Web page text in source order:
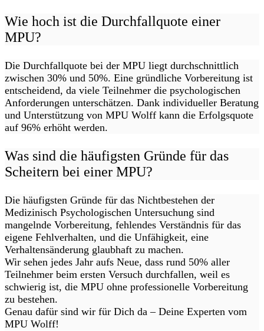
Wie hoch ist die Durchfallquote einer
MPU?
Die Durchfallquote bei der MPU liegt durchschnittlich
zwischen 30% und 50%. Eine gründliche Vorbereitung ist
entscheidend, da viele Teilnehmer die psychologischen
Anforderungen unterschätzen. Dank individueller Beratung
und Unterstützung von MPU Wolff kann die Erfolgsquote
auf 96% erhöht werden.
Was sind die häufigsten Gründe für das
Scheitern bei einer MPU?
Die häufigsten Gründe für das Nichtbestehen der
Medizinisch Psychologischen Untersuchung sind
mangelnde Vorbereitung, fehlendes Verständnis für das
eigene Fehlverhalten, und die Unfähigkeit, eine
Verhaltensänderung glaubhaft zu machen.
Wir sehen jedes Jahr aufs Neue, dass rund 50% aller
Teilnehmer beim ersten Versuch durchfallen, weil es
schwierig ist, die MPU ohne professionelle Vorbereitung
zu bestehen.
Genau dafür sind wir für Dich da – Deine Experten vom
MPU Wolff!